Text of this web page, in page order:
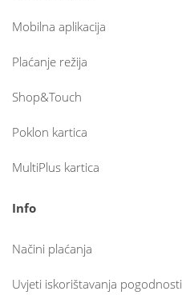
Mobilna aplikacija
Plaćanje režija
Shop&Touch
Poklon kartica
MultiPlus kartica
Info
Načini plaćanja
Uvjeti iskorištavanja pogodnosti